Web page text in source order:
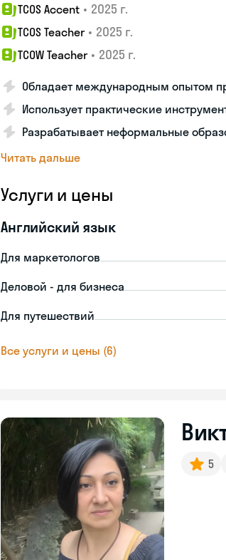
TCOS Accent • 2025 г.
TCOS Teacher • 2025 г.
TCOW Teacher • 2025 г.
Обладает международным опытом
Использует практические
Разрабатывает неформальные
Читать дальше
Услуги и цены
Английский язык
Для маркетологов
Деловой - для бизнеса
Для путешествий
Все услуги и цены (6)
5